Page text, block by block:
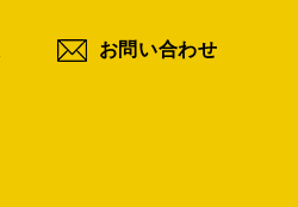
お問い合わせ